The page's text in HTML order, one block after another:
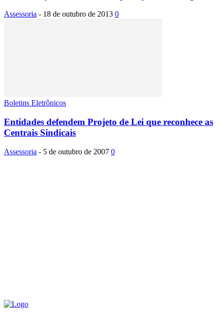
Assessoria - 18 de outubro de 2013 0
Boletins Eletrônicos
Entidades defendem Projeto de Lei que reconhece as
Centrais Sindicais
Assessoria - 5 de outubro de 2007 0